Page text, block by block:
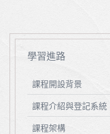
學習進路
課程開設背景
課程介紹與登記系統
課程架構